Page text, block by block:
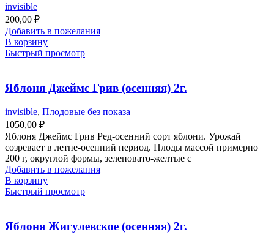
invisible
200,00 ₽
Добавить в пожелания
В корзину
Быстрый просмотр
Яблоня Джеймс Грив (осенняя) 2г.
invisible, Плодовые без показа
1050,00 ₽
Яблоня Джеймс Грив Ред-осенний сорт яблони. Урожай
созревает в летне-осенний период. Плоды массой примерно
200 г, округлой формы, зеленовато-желтые с
Добавить в пожелания
В корзину
Быстрый просмотр
Яблоня Жигулевское (осенняя) 2г.